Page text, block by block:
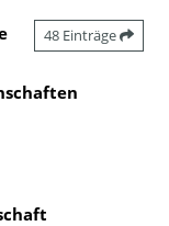
48 Einträge